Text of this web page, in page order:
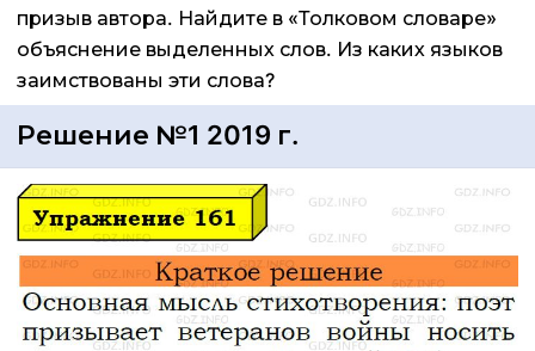
призыв автора. Найдите в «Толковом словаре»
объяснение выделенных слов. Из каких языков
заимствованы эти слова?
Решение №1 2019 г.